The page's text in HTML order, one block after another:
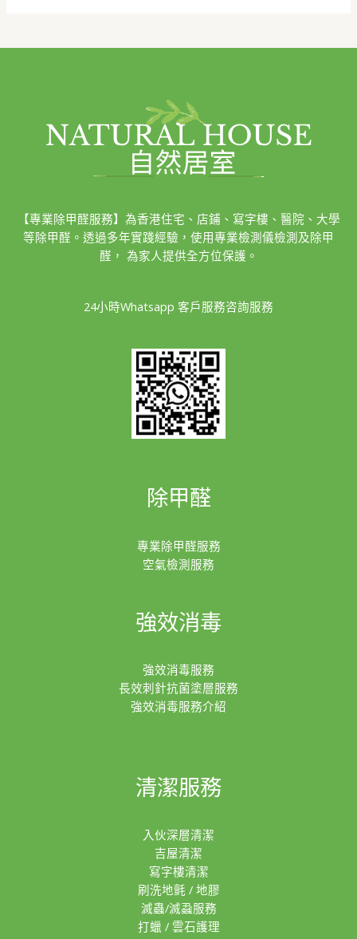
【專業除甲醛服務】為香港住宅、店鋪、寫字樓、醫院、大學
等除甲醛。透過多年實踐經驗，使用專業檢測儀檢測及除甲
醛， 為家人提供全方位保護。
24小時Whatsapp 客戶服務咨詢服務
除甲醛
專業除甲醛服務
空氣檢測服務
強效消毒
強效消毒服務
長效刺針抗菌塗層服務
強效消毒服務介紹
清潔服務
入伙深層清潔
吉屋清潔
寫字樓清潔
刷洗地氈 / 地膠
滅蟲/滅蝨服務
打蠟 / 雲石護理